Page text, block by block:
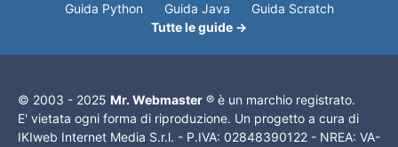
Guida Python
Guida Java
Guida Scratch
Tutte le guide →
© 2003 - 2025 Mr. Webmaster ® è un marchio registrato.
E' vietata ogni forma di riproduzione. Un progetto a cura di
IKIweb Internet Media S.r.l. - P.IVA: 02848390122 - NREA: VA-